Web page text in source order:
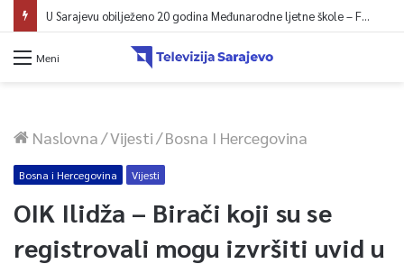
U Sarajevu obilježeno 20 godina Međunarodne ljetne škole – Fokus na izazovima međunarodne pravde
Meni
Naslovna/Vijesti/Bosna I Hercegovina
Bosna i Hercegovina Vijesti
OIK Ilidža – Birači koji su se
registrovali mogu izvršiti uvid u